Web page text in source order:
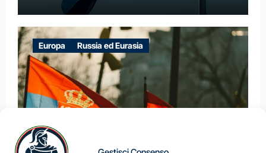
Europa Russia ed Eurasia